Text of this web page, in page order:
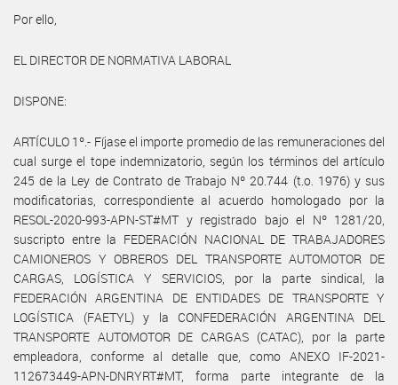
Por ello,
EL DIRECTOR DE NORMATIVA LABORAL
DISPONE:
ARTÍCULO 1º.- Fíjase el importe promedio de las remuneraciones del
cual surge el tope indemnizatorio, según los términos del artículo
245 de la Ley de Contrato de Trabajo Nº 20.744 (t.o. 1976) y sus
modificatorias, correspondiente al acuerdo homologado por la
RESOL-2020-993-APN-ST#MT y registrado bajo el Nº 1281/20,
suscripto entre la FEDERACIÓN NACIONAL DE TRABAJADORES
CAMIONEROS Y OBREROS DEL TRANSPORTE AUTOMOTOR DE
CARGAS, LOGÍSTICA Y SERVICIOS, por la parte sindical, la
FEDERACIÓN ARGENTINA DE ENTIDADES DE TRANSPORTE Y
LOGÍSTICA (FAETYL) y la CONFEDERACIÓN ARGENTINA DEL
TRANSPORTE AUTOMOTOR DE CARGAS (CATAC), por la parte
empleadora, conforme al detalle que, como ANEXO IF-2021-
112673449-APN-DNRYRT#MT, forma parte integrante de la